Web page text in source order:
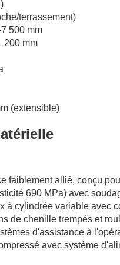
terrassement)
500 mm
200 mm
(extensible)
faiblement allié, conçu
690 MPa) avec
à cylindrée variable avec
de chenille trempés et
d'assistance à
avec système